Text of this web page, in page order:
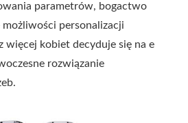
parametrów, bogactwo
personalizacji
więcej kobiet decyduje się na e
rozwiązanie